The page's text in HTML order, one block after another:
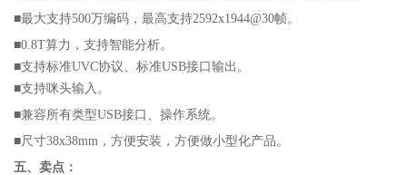
■最大支持500万编码，最高支持2592x1944@30帧。
■0.8T算力，支持智能分析。
■支持标准UVC协议、标准USB接口输出。
■支持咪头输入。
■兼容所有类型USB接口、操作系统。
■尺寸38x38mm，方便安装，方便做小型化产品。
五、卖点：